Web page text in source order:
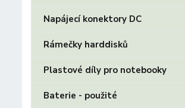
Napájecí konektory DC
Rámečky harddisků
Plastové díly pro notebooky
Baterie - použité